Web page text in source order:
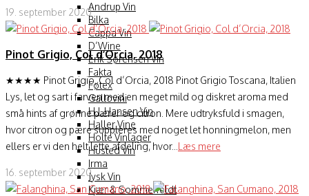
Andrup Vin
Bilka
Cappa Vin
D’Wine
Erik Sørensen Vin
Fakta
Føtex
Gallovini
H.J. Hansen Vin
Haller Vine
Holte Vinlager
Husted Vin
Irma
Jysk Vin
Kjær & Sommerfeldt
19. september 2020
Pinot Grigio, Col d’Orcia, 2018
★★★★ Pinot Grigio, Col d’Orcia, 2018 Pinot Grigio Toscana, Italien
Lys, let og sart i farven med en meget mild og diskret aroma med
små hints af grønne pærer og citron. Mere udtryksfuld i smagen,
hvor citron og pære suppleres med noget let honningmelon, men
ellers er vi den helt lette afdeling, hvor... Læs mere
16. september 2020